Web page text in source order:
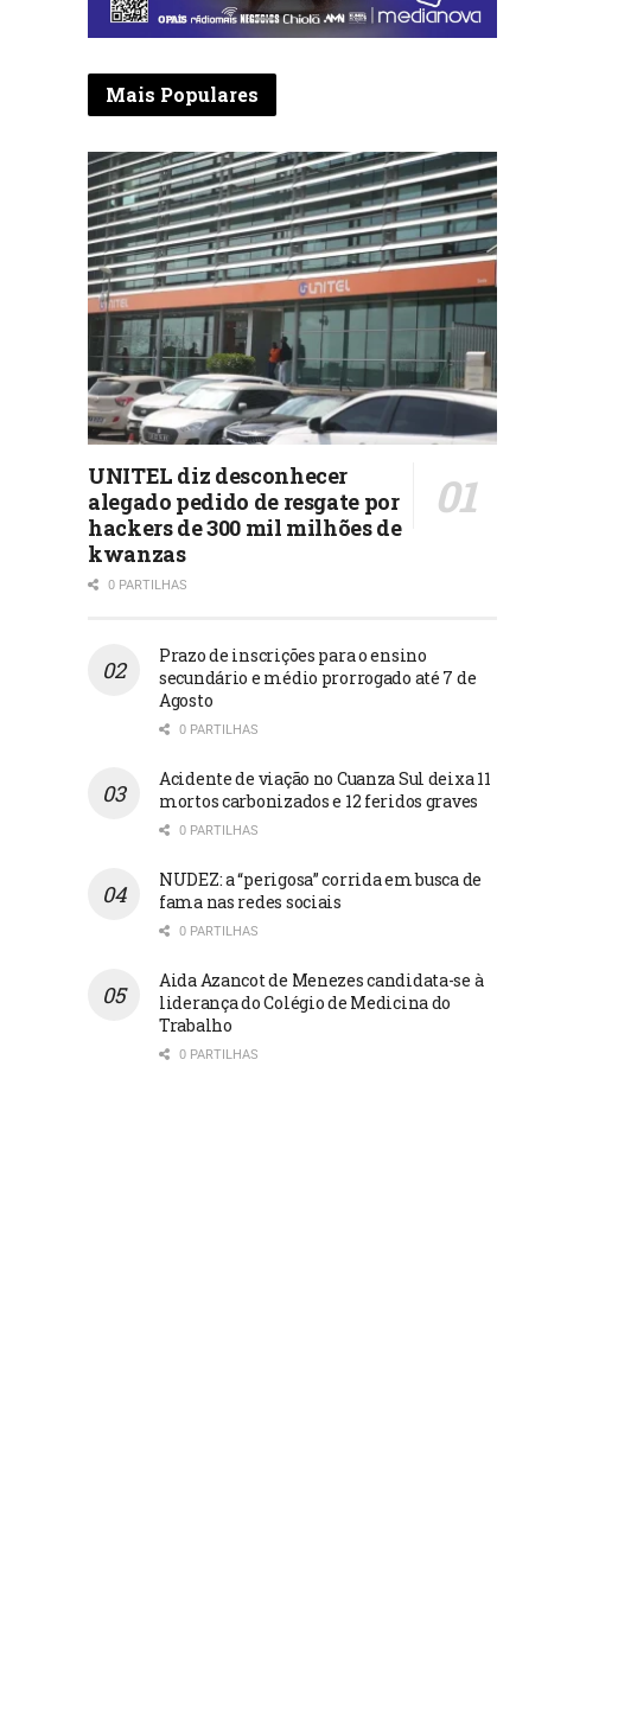
Mais Populares
UNITEL diz desconhecer
alegado pedido de resgate por
hackers de 300 mil milhões de
kwanzas
0 PARTILHAS
Prazo de inscrições para o ensino
secundário e médio prorrogado até 7 de
Agosto
0 PARTILHAS
Acidente de viação no Cuanza Sul deixa 11
mortos carbonizados e 12 feridos graves
0 PARTILHAS
NUDEZ: a “perigosa” corrida em busca de
fama nas redes sociais
0 PARTILHAS
Aida Azancot de Menezes candidata-se à
liderança do Colégio de Medicina do
Trabalho
0 PARTILHAS